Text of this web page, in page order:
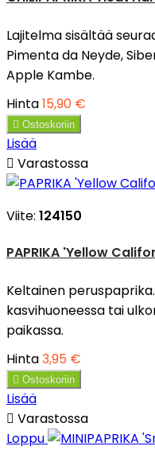
Lajitelma sisältää
Pimenta da Neyde,
Apple Kambe.
Hinta15,90 €
 Ostoskoriin
Lisää
 Varastossa
Viite: 124150
PAPRIKA 'Yellow
Keltainen
kasvihuoneessa tai
paikassa.
Hinta3,95 €
 Ostoskoriin
Lisää
 Varastossa
Loppu